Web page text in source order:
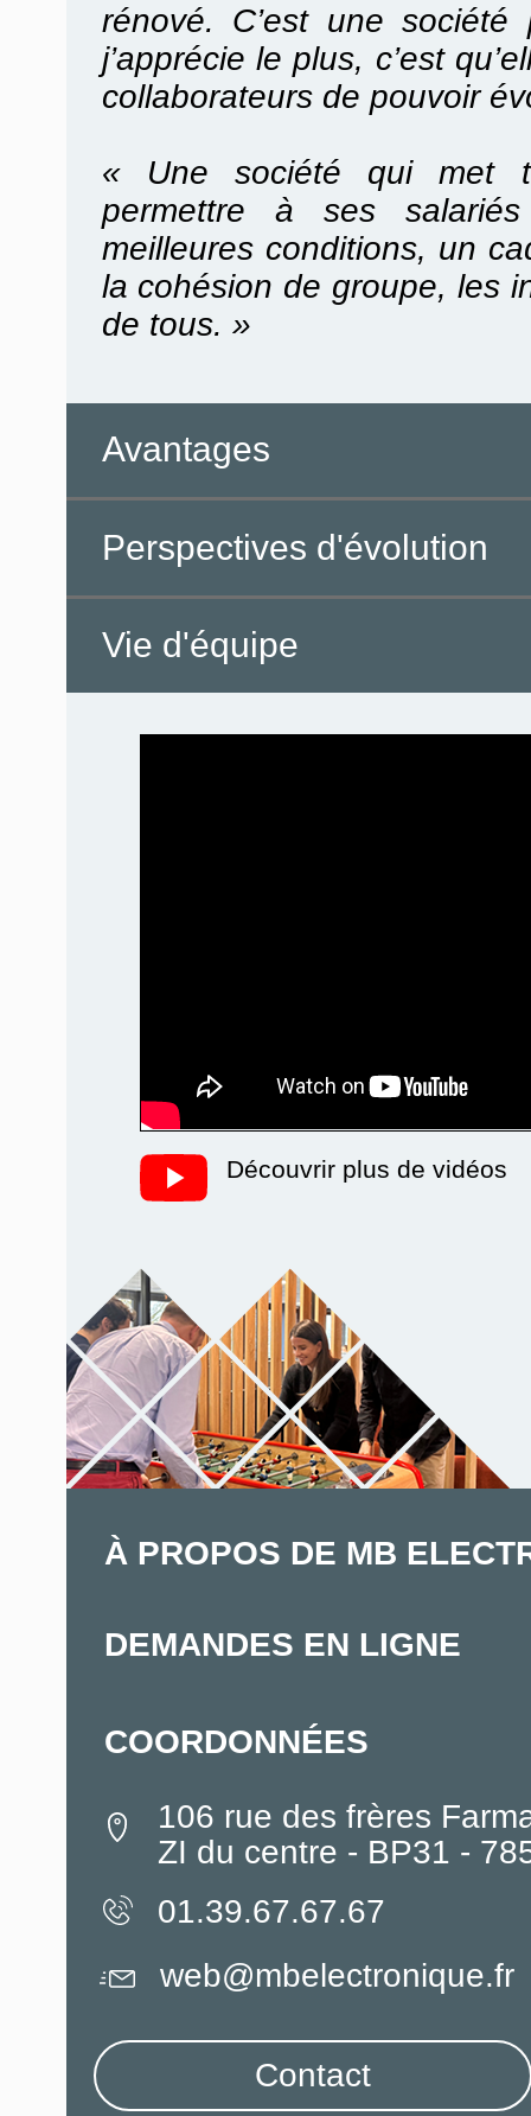
rénové. C’est une
j’apprécie le plus, c’est
collaborateurs de pouvoir
« Une société qui met
permettre à ses
meilleures conditions, un
la cohésion de groupe, les
de tous. »
Avantages
Perspectives d'évolution
Vie d'équipe
Découvrir plus de vidéos
À PROPOS DE MB
DEMANDES EN LIGNE
COORDONNÉES
106 rue des frères
ZI du centre - BP31 -
01.39.67.67.67
web@mbelectronique.fr
Contact